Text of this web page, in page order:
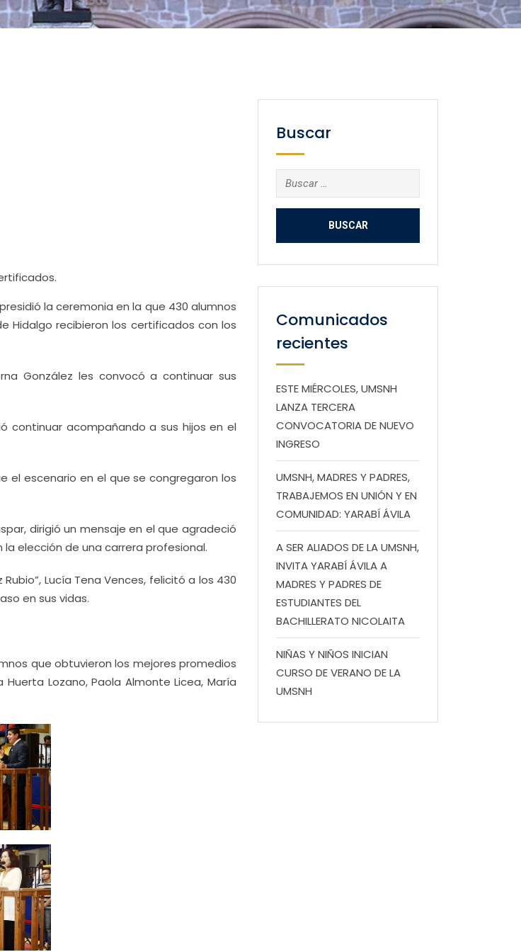
la ceremonia en la que 430 alumnos
Hidalgo recibieron los certificados con los
González les convocó a continuar sus
continuar acompañando a sus hijos en el
el escenario en el que se congregaron los
dirigió un mensaje en el que agradeció
elección de una carrera profesional.
Lucía Tena Vences, felicitó a los 430
en sus vidas.
que obtuvieron los mejores promedios
Lozano, Paola Almonte Licea, María
Buscar
Buscar:
Comunicados
recientes
ESTE MIÉRCOLES, UMSNH
LANZA TERCERA
CONVOCATORIA DE NUEVO
INGRESO
UMSNH, MADRES Y PADRES,
TRABAJEMOS EN UNIÓN Y EN
COMUNIDAD: YARABÍ ÁVILA
A SER ALIADOS DE LA UMSNH,
INVITA YARABÍ ÁVILA A
MADRES Y PADRES DE
ESTUDIANTES DEL
BACHILLERATO NICOLAITA
NIÑAS Y NIÑOS INICIAN
CURSO DE VERANO DE LA
UMSNH